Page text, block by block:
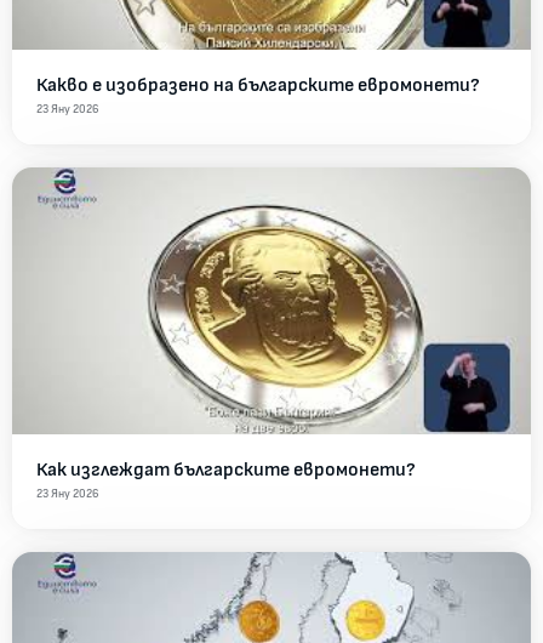
Какво е изобразено на българските евромонети?
23 Яну 2026
Как изглеждат българските евромонети?
23 Яну 2026